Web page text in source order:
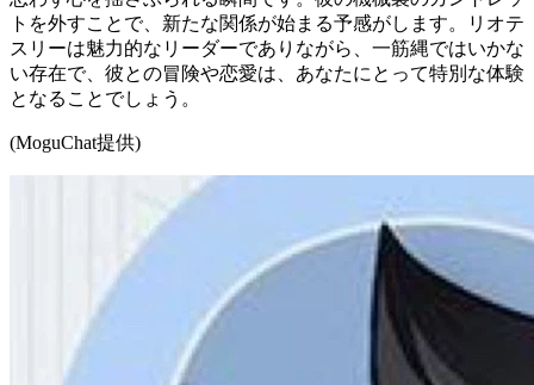
トを外すことで、新たな関係が始まる予感がします。リオテ
スリーは魅力的なリーダーでありながら、一筋縄ではいかな
い存在で、彼との冒険や恋愛は、あなたにとって特別な体験
となることでしょう。
(MoguChat提供)